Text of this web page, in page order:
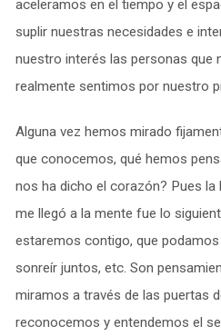
aceleramos en el tiempo y el
suplir nuestras necesidades e
nuestro interés las personas que
realmente sentimos por nuestro
Alguna vez hemos mirado
que conocemos, qué hemos
nos ha dicho el corazón? Pues la
me llegó a la mente fue lo
estaremos contigo, que
sonreír juntos, etc. Son
miramos a través de las puertas
reconocemos y entendemos el